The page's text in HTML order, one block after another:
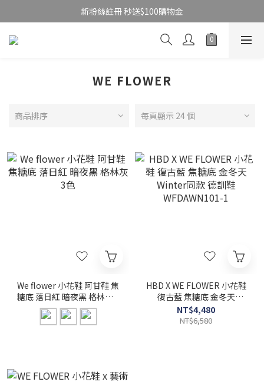
新粉絲註冊 秒送$100購物金
WE FLOWER
商品排序 每頁顯示 24 個
We flower 小花鞋 阿甘鞋 焦
糖底 落日紅 暗夜黑 格林灰 3
色
HBD X WE FLOWER 小花鞋
復古藍 焦糖底 金冬天
Winter同款 德訓鞋
WFDAWN101-1
NT$4,480
NT$6,580